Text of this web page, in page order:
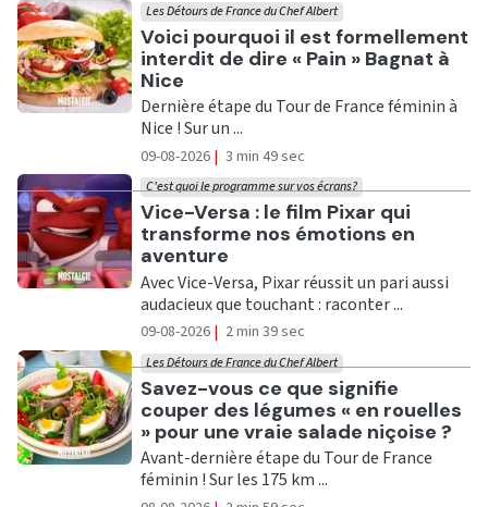
Ecouter
Voici pourquoi il est formellement
interdit de dire « Pain » Bagnat à
Nice
Les Détours de France du Chef Albert
Dernière étape du Tour de France féminin à
Nice ! Sur un ...
09-08-2026 | 3 min 49 sec
Ecouter
Vice-Versa : le film Pixar qui
transforme nos émotions en
aventure
C'est quoi le programme sur vos écrans?
Avec Vice-Versa, Pixar réussit un pari aussi
audacieux que touchant : raconter ...
09-08-2026 | 2 min 39 sec
Ecouter
Savez-vous ce que signifie
couper des légumes « en rouelles
» pour une vraie salade niçoise ?
Les Détours de France du Chef Albert
Avant-dernière étape du Tour de France
féminin ! Sur les 175 km ...